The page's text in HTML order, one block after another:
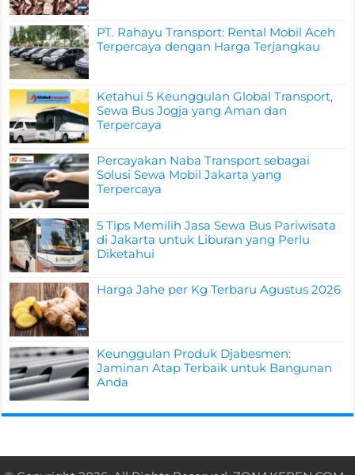
PT. Rahayu Transport: Rental Mobil Aceh
Terpercaya dengan Harga Terjangkau
Ketahui 5 Keunggulan Global Transport,
Sewa Bus Jogja yang Aman dan
Terpercaya
Percayakan Naba Transport sebagai
Solusi Sewa Mobil Jakarta yang
Terpercaya
5 Tips Memilih Jasa Sewa Bus Pariwisata
di Jakarta untuk Liburan yang Perlu
Diketahui
Harga Jahe per Kg Terbaru Agustus 2026
Keunggulan Produk Djabesmen:
Jaminan Atap Terbaik untuk Bangunan
Anda